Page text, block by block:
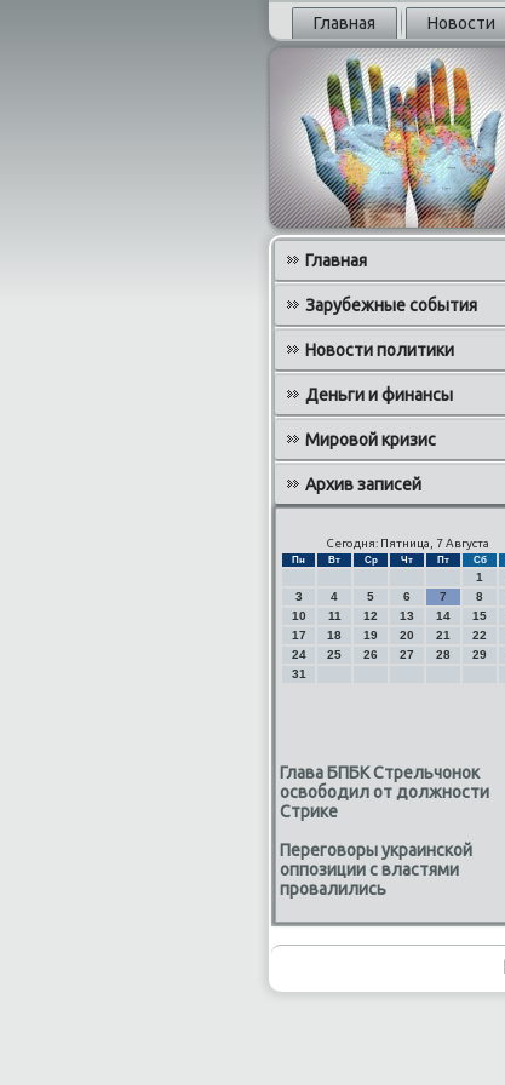
Главная Новости
Главная
Зарубежные события
Новости политики
Деньги и финансы
Мировой кризис
Архив записей
Сегодня: Пятница, 7 Августа
Пн Вт Ср Чт Пт Сб
1
3
4 5 6 7 8
10
11 12 13 14 15
17
18 19 20 21 22
24
25 26 27 28 29
31
Глава БПБК Стрельчонок
освободил от должности
Стрике
Переговоры украинской
оппозиции с властями
провалились